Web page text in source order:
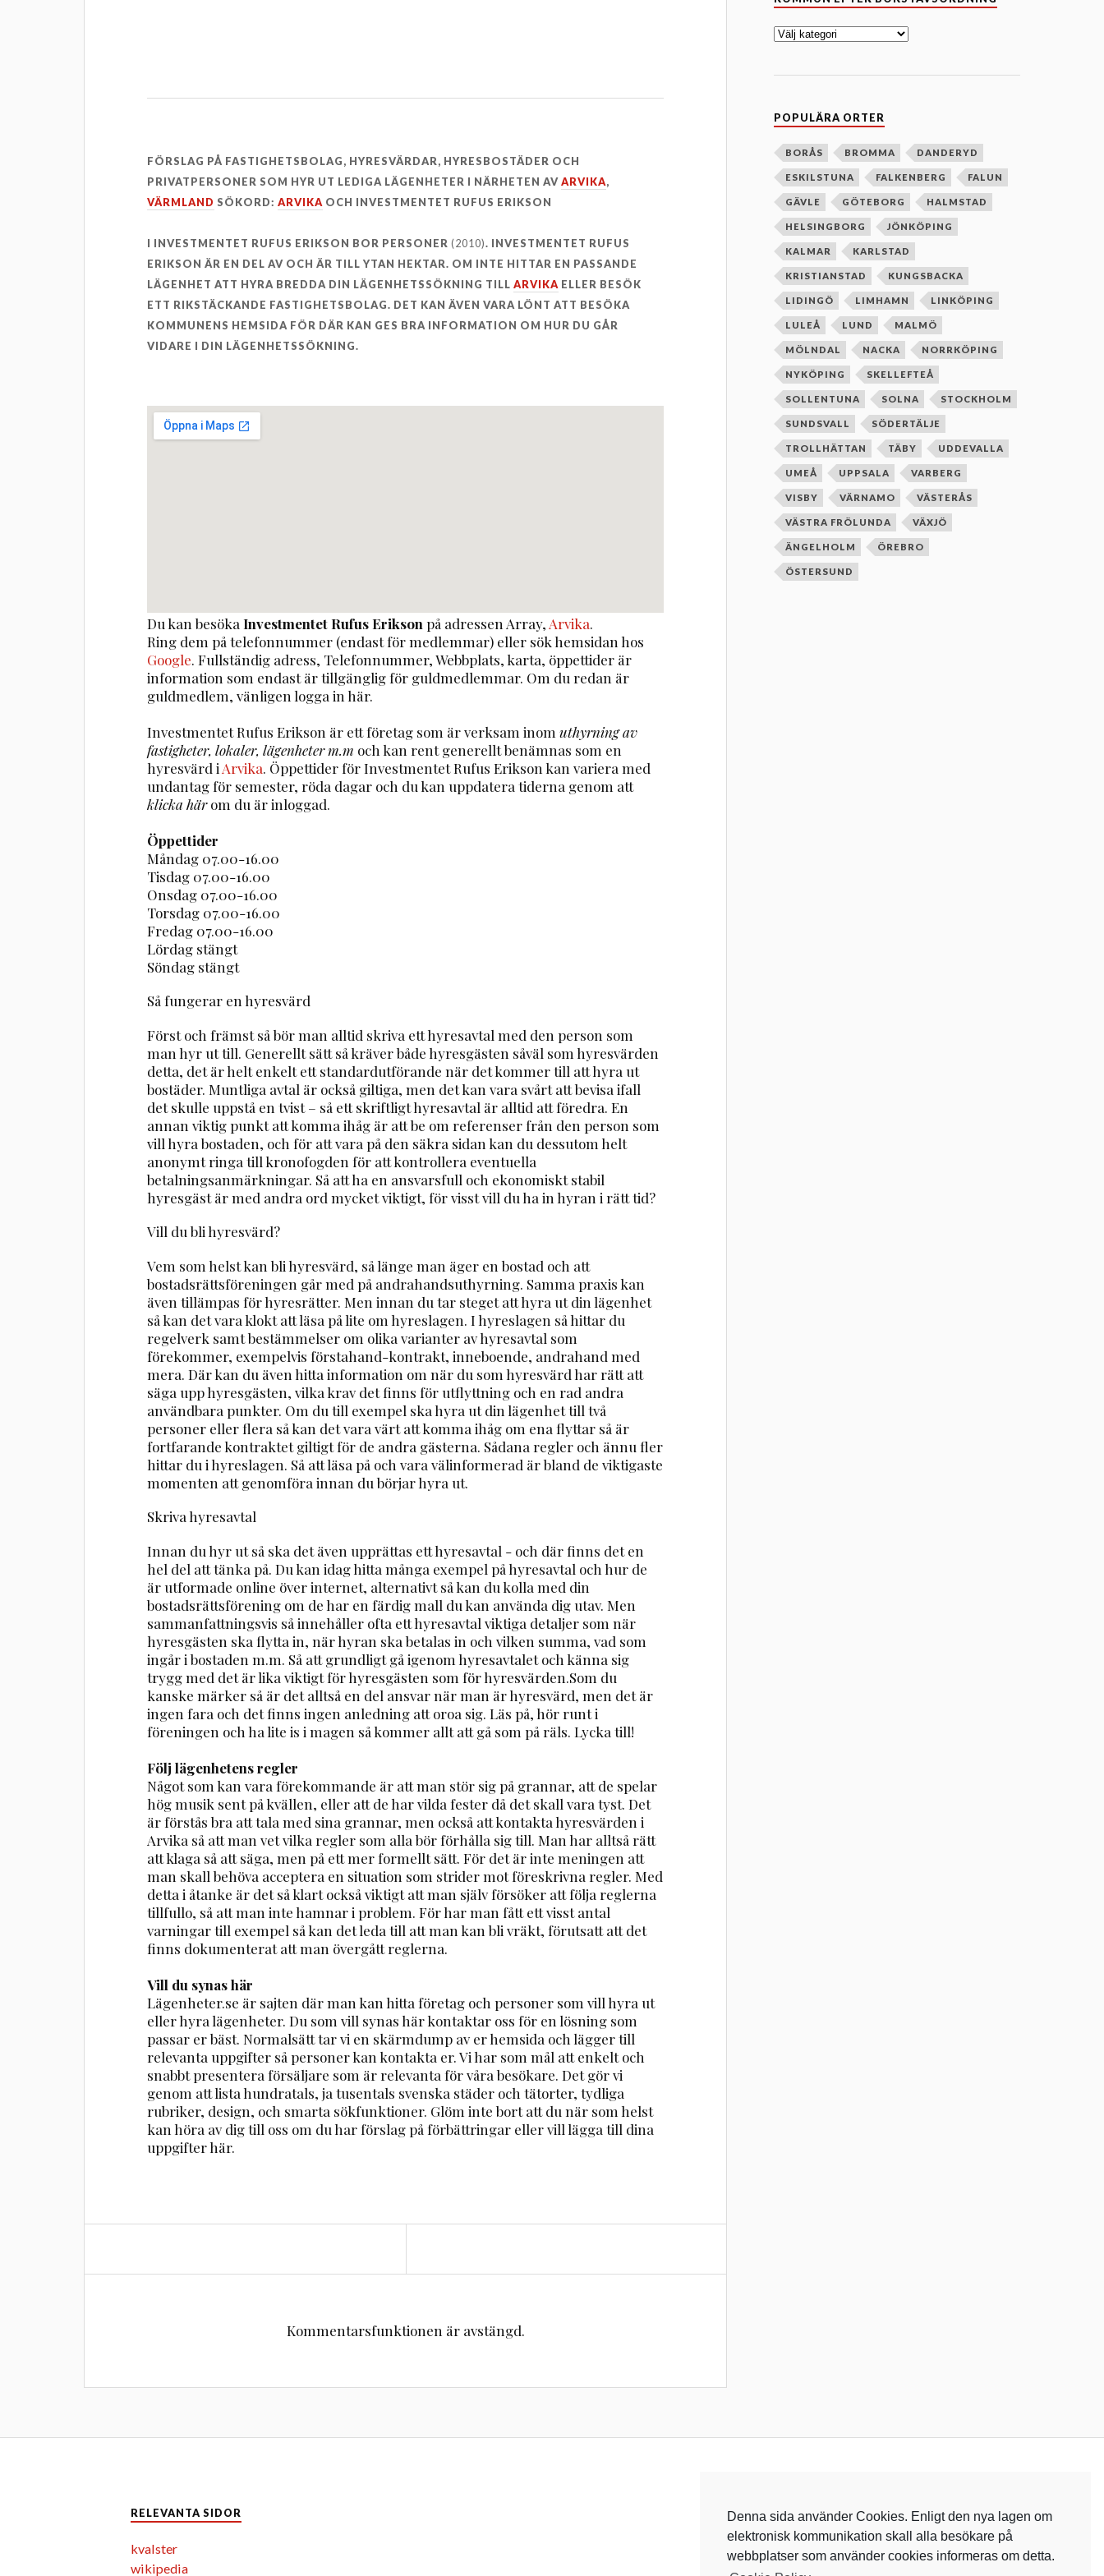
FÖRSLAG PÅ FASTIGHETSBOLAG, HYRESVÄRDAR, HYRESBOSTÄDER OCH
PRIVATPERSONER SOM HYR UT LEDIGA LÄGENHETER I NÄRHETEN AVARVIKA,
VÄRMLAND SÖKORD:ARVIKA OCH INVESTMENTET RUFUS ERIKSON
I INVESTMENTET RUFUS ERIKSON BOR PERSONER(2010). INVESTMENTET RUFUS
ERIKSON ÄR EN DEL AV OCH ÄR TILL YTAN HEKTAR. OM INTE HITTAR EN PASSANDE
LÄGENHET ATT HYRA BREDDA DIN LÄGENHETSSÖKNING TILLARVIKA ELLER BESÖK
ETT RIKSTÄCKANDE FASTIGHETSBOLAG. DET KAN ÄVEN VARA LÖNT ATT BESÖKA
KOMMUNENS HEMSIDA FÖR DÄR KAN GES BRA INFORMATION OM HUR DU GÅR
VIDARE I DIN LÄGENHETSSÖKNING.
Du kan besöka Investmentet Rufus Erikson på adressen Array, Arvika.
Ring dem på telefonnummer (endast för medlemmar) eller sök hemsidan hos
Google. Fullständig adress, Telefonnummer, Webbplats, karta, öppettider är
information som endast är tillgänglig för guldmedlemmar. Om du redan är
guldmedlem, vänligen logga in här.
Investmentet Rufus Erikson är ett företag som är verksam inomuthyrning av
fastigheter, lokaler, lägenheter m.m och kan rent generellt benämnas som en
hyresvärd i Arvika. Öppettider för Investmentet Rufus Erikson kan variera med
undantag för semester, röda dagar och du kan uppdatera tiderna genom att
klicka härom du är inloggad.
Öppettider
Måndag 07.00-16.00
Tisdag 07.00-16.00
Onsdag 07.00-16.00
Torsdag 07.00-16.00
Fredag 07.00-16.00
Lördag stängt
Söndag stängt
Så fungerar en hyresvärd
Först och främst så bör man alltid skriva ett hyresavtal med den person som
man hyr ut till. Generellt sätt så kräver både hyresgästen såväl som hyresvärden
detta, det är helt enkelt ett standardutförande när det kommer till att hyra ut
bostäder. Muntliga avtal är också giltiga, men det kan vara svårt att bevisa ifall
det skulle uppstå en tvist – så ett skriftligt hyresavtal är alltid att föredra. En
annan viktig punkt att komma ihåg är att be om referenser från den person som
vill hyra bostaden, och för att vara på den säkra sidan kan du dessutom helt
anonymt ringa till kronofogden för att kontrollera eventuella
betalningsanmärkningar. Så att ha en ansvarsfull och ekonomiskt stabil
hyresgäst är med andra ord mycket viktigt, för visst vill du ha in hyran i rätt tid?
Vill du bli hyresvärd?
Vem som helst kan bli hyresvärd, så länge man äger en bostad och att
bostadsrättsföreningen går med på andrahandsuthyrning. Samma praxis kan
även tillämpas för hyresrätter. Men innan du tar steget att hyra ut din lägenhet
så kan det vara klokt att läsa på lite om hyreslagen. I hyreslagen så hittar du
regelverk samt bestämmelser om olika varianter av hyresavtal som
förekommer, exempelvis förstahand-kontrakt, inneboende, andrahand med
mera. Där kan du även hitta information om när du som hyresvärd har rätt att
säga upp hyresgästen, vilka krav det finns för utflyttning och en rad andra
användbara punkter. Om du till exempel ska hyra ut din lägenhet till två
personer eller flera så kan det vara värt att komma ihåg om ena flyttar så är
fortfarande kontraktet giltigt för de andra gästerna. Sådana regler och ännu fler
hittar du i hyreslagen. Så att läsa på och vara välinformerad är bland de viktigaste
momenten att genomföra innan du börjar hyra ut.
Skriva hyresavtal
Innan du hyr ut så ska det även upprättas ett hyresavtal - och där finns det en
hel del att tänka på. Du kan idag hitta många exempel på hyresavtal och hur de
är utformade online över internet, alternativt så kan du kolla med din
bostadsrättsförening om de har en färdig mall du kan använda dig utav. Men
sammanfattningsvis så innehåller ofta ett hyresavtal viktiga detaljer som när
hyresgästen ska flytta in, när hyran ska betalas in och vilken summa, vad som
ingår i bostaden m.m. Så att grundligt gå igenom hyresavtalet och känna sig
trygg med det är lika viktigt för hyresgästen som för hyresvärden.Som du
kanske märker så är det alltså en del ansvar när man är hyresvärd, men det är
ingen fara och det finns ingen anledning att oroa sig. Läs på, hör runt i
föreningen och ha lite is i magen så kommer allt att gå som på räls. Lycka till!
Följ lägenhetens regler
Något som kan vara förekommande är att man stör sig på grannar, att de spelar
hög musik sent på kvällen, eller att de har vilda fester då det skall vara tyst. Det
är förstås bra att tala med sina grannar, men också att kontakta hyresvärden i
Arvika så att man vet vilka regler som alla bör förhålla sig till. Man har alltså rätt
att klaga så att säga, men på ett mer formellt sätt. För det är inte meningen att
man skall behöva acceptera en situation som strider mot föreskrivna regler. Med
detta i åtanke är det så klart också viktigt att man själv försöker att följa reglerna
tillfullo, så att man inte hamnar i problem. För har man fått ett visst antal
varningar till exempel så kan det leda till att man kan bli vräkt, förutsatt att det
finns dokumenterat att man övergått reglerna.
Vill du synas här
Lägenheter.se är sajten där man kan hitta företag och personer som vill hyra ut
eller hyra lägenheter. Du som vill synas här kontaktar oss för en lösning som
passar er bäst. Normalsätt tar vi en skärmdump av er hemsida och lägger till
relevanta uppgifter så personer kan kontakta er. Vi har som mål att enkelt och
snabbt presentera försäljare som är relevanta för våra besökare. Det gör vi
genom att lista hundratals, ja tusentals svenska städer och tätorter, tydliga
rubriker, design, och smarta sökfunktioner. Glöm inte bort att du när som helst
kan höra av dig till oss om du har förslag på förbättringar eller vill lägga till dina
uppgifter här.
Kommentarsfunktionen är avstängd.
e
k
s
n
POPULÄRA ORTER
BORÅS BROMMA DANDERYD
ESKILSTUNA FALKENBERG FALUN
GÄVLE GÖTEBORG HALMSTAD
HELSINGBORG JÖNKÖPING
KALMAR KARLSTAD
KRISTIANSTAD KUNGSBACKA
LIDINGÖ LIMHAMN LINKÖPING
LULEÅ LUND MALMÖ
MÖLNDAL NACKA NORRKÖPING
NYKÖPING SKELLEFTEÅ
SOLLENTUNA SOLNA STOCKHOLM
SUNDSVALL SÖDERTÄLJE
TROLLHÄTTAN TÄBY UDDEVALLA
UMEÅ UPPSALA VARBERG
VISBY VÄRNAMO VÄSTERÅS
VÄSTRA FRÖLUNDA VÄXJÖ
ÄNGELHOLM ÖREBRO
ÖSTERSUND
RELEVANTA SIDOR
kvalster
wikipedia
Denna sida använder Cookies. Enligt den nya lagen om
elektronisk kommunikation skall alla besökare på
webbplatser som använder cookies informeras om detta.